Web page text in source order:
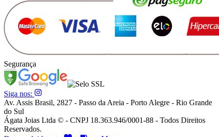
Segurança
Siga nos:
Av. Assis Brasil, 2827 - Passo da Areia - Porto Alegre - Rio Grande
do Sul
Ágata Joias Ltda © - CNPJ 18.363.946/0001-88 - Todos Direitos
Reservados.